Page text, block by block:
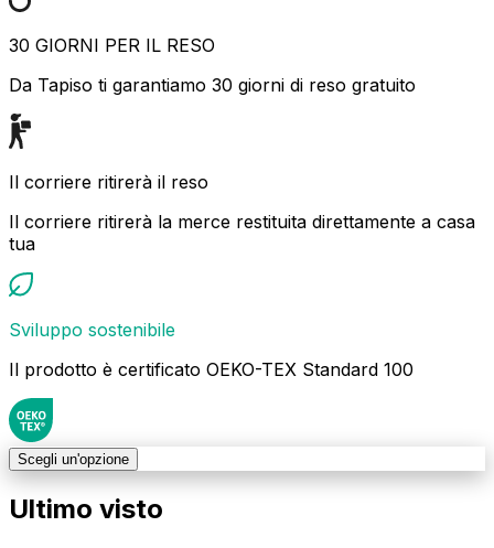
30 GIORNI PER IL RESO
Da Tapiso ti garantiamo 30 giorni di reso gratuito
Il corriere ritirerà il reso
Il corriere ritirerà la merce restituita direttamente a casa
tua
Sviluppo sostenibile
Il prodotto è certificato OEKO-TEX Standard 100
Scegli un'opzione
Ultimo visto